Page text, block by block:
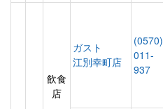
飲食
店
ガスト
江別幸町店
(0570)
011-
937